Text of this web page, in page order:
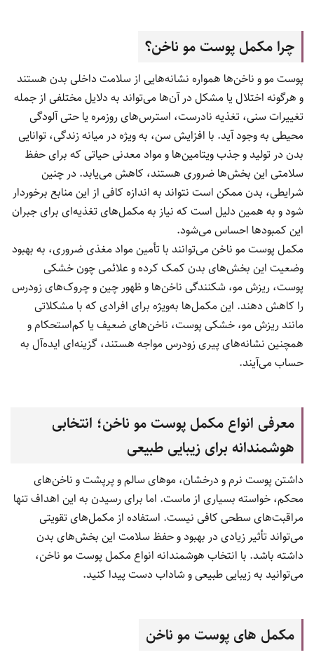
چرا مکمل پوست مو ناخن؟
پوست مو و ناخن‌ها همواره نشانه‌هایی از سلامت داخلی بدن هستند
و هرگونه اختلال یا مشکل در آن‌ها می‌تواند به دلایل مختلفی از جمله
تغییرات سنی، تغذیه نادرست، استرس‌های روزمره یا حتی آلودگی
محیطی به وجود آید. با افزایش سن، به ویژه در میانه زندگی، توانایی
بدن در تولید و جذب ویتامین‌ها و مواد معدنی حیاتی که برای حفظ
سلامتی این بخش‌ها ضروری هستند، کاهش می‌یابد. در چنین
شرایطی، بدن ممکن است نتواند به اندازه کافی از این منابع برخوردار
شود و به همین دلیل است که نیاز به مکمل‌های تغذیه‌ای برای جبران
این کمبودها احساس می‌شود.
مکمل پوست مو ناخن می‌توانند با تأمین مواد مغذی ضروری، به بهبود
وضعیت این بخش‌های بدن کمک کرده و علائمی چون خشکی
پوست، ریزش مو، شکنندگی ناخن‌ها و ظهور چین و چروک‌های زودرس
را کاهش دهند. این مکمل‌ها به‌ویژه برای افرادی که با مشکلاتی
مانند ریزش مو، خشکی پوست، ناخن‌های ضعیف یا کم‌استحکام و
همچنین نشانه‌های پیری زودرس مواجه هستند، گزینه‌ای ایده‌آل به
حساب می‌آیند.
معرفی انواع مکمل پوست مو ناخن؛ انتخابی
هوشمندانه برای زیبایی طبیعی
داشتن پوست نرم و درخشان، موهای سالم و پرپشت و ناخن‌های
محکم، خواسته بسیاری از ماست. اما برای رسیدن به این اهداف تنها
مراقبت‌های سطحی کافی نیست. استفاده از مکمل‌های تقویتی
می‌تواند تأثیر زیادی در بهبود و حفظ سلامت این بخش‌های بدن
داشته باشد. با انتخاب هوشمندانه انواع مکمل پوست مو ناخن،
می‌توانید به زیبایی طبیعی و شاداب دست پیدا کنید.
مکمل های پوست مو ناخن